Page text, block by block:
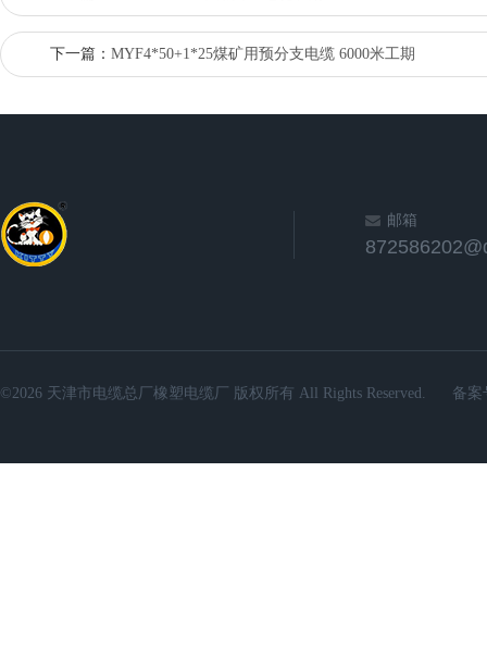
下一篇： MYF4*50+1*25煤矿用预分支电缆 6000米工期
邮箱
©2026 天津市电缆总厂橡塑电缆厂 版权所有 All Rights Reserved. 备案